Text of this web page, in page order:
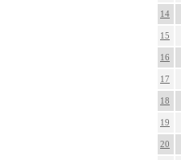
14
15
16
17
18
19
20